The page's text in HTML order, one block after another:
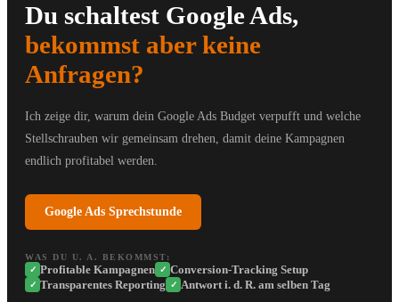
Du schaltest Google Ads,
bekommst aber keine
Anfragen?
Ich zeige dir, warum dein Google Ads Budget verpufft und welche
Stellschrauben wir gemeinsam drehen, damit deine Kampagnen
endlich profitabel werden.
Google Ads Sprechstunde
WAS DU U. A. BEKOMMST:
✓ Profitable Kampagnen ✓ Conversion-Tracking Setup
✓ Transparentes Reporting ✓ Antwort i. d. R. am selben Tag